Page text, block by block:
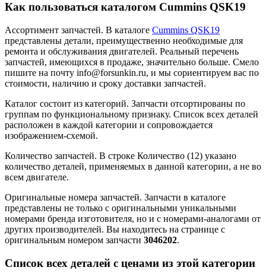
Как пользоваться каталогом Cummins QSK19
Ассортимент запчастей. В каталоге Cummins QSK19
представлены детали, преимущественно необходимые для
ремонта и обслуживания двигателей. Реальный перечень
запчастей, имеющихся в продаже, значительно больше. Смело
пишите на почту info@forsunkin.ru, и мы сориентируем вас по
стоимости, наличию и сроку доставки запчастей.
Каталог состоит из категорий. Запчасти отсортированы по
группам по функциональному признаку. Список всех деталей
расположен в каждой категории и сопровождается
изображением-схемой.
Количество запчастей. В строке Количество (12) указано
количество деталей, применяемых в данной категории, а не во
всем двигателе.
Оригинальные номера запчастей. Запчасти в каталоге
представлены не только с оригинальными уникальными
номерами бренда изготовителя, но и с номерами-аналогами от
других производителей. Вы находитесь на странице с
оригинальным номером запчасти 3046202.
Список всех деталей с ценами из этой категории